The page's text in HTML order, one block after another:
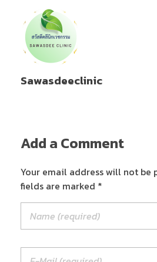
Sawasdeeclinic
Add a Comment
Your email address will not be
fields are marked *